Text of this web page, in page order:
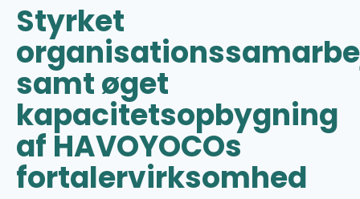
Styrket
samt øget
kapacitetsopbygning
af HAVOYOCOs
fortalervirksomhed